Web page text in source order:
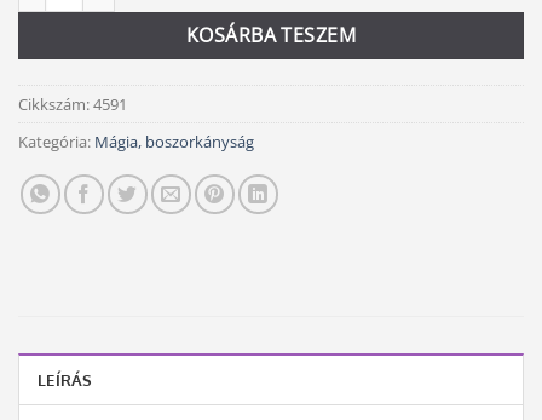
KOSÁRBA TESZEM
Cikkszám:4591
Kategória: Mágia, boszorkányság
LEÍRÁS